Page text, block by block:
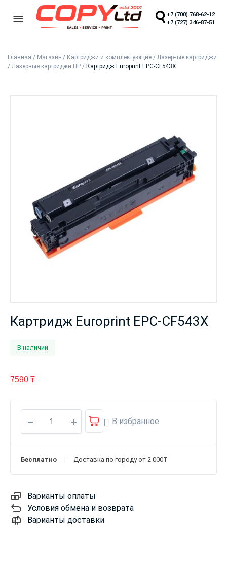
+7 (700) 768-62-12
+7 (727) 346-87-51
Главная / Магазин / Картриджи и комплектующие/ Лазерные картриджи
/ Лазерные картриджи HP /Картридж Europrint EPC-CF543X
Картридж Europrint EPC-CF543X
В наличии
7590 ₸
В избранное
Бесплатно Доставка по городу от 2 000₸
Варианты оплаты
Условия обмена и возврата
Варианты доставки